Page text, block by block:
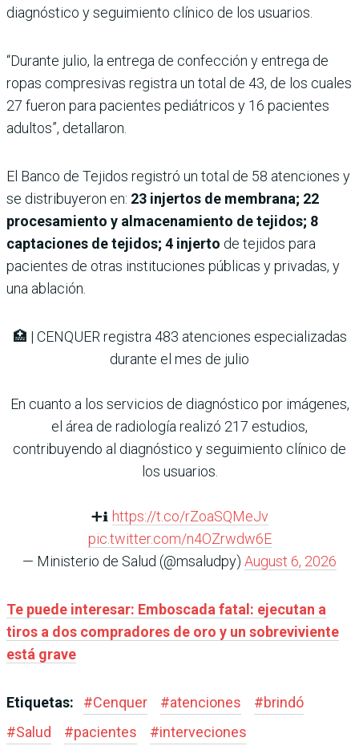
diagnóstico y seguimiento clínico de los usuarios.
“Durante julio, la entrega de confección y entrega de
ropas compresivas registra un total de 43, de los cuales
27 fueron para pacientes pediátricos y 16 pacientes
adultos”, detallaron.
El Banco de Tejidos registró un total de 58 atenciones y
se distribuyeron en: 23 injertos de membrana; 22
procesamiento y almacenamiento de tejidos; 8
captaciones de tejidos; 4 injerto de tejidos para
pacientes de otras instituciones públicas y privadas, y
una ablación.
🏥 | CENQUER registra 483 atenciones especializadas
durante el mes de julio
En cuanto a los servicios de diagnóstico por imágenes,
el área de radiología realizó 217 estudios,
contribuyendo al diagnóstico y seguimiento clínico de
los usuarios.
➕ℹ️ https://t.co/rZoaSQMeJv
pic.twitter.com/n4OZrwdw6E
— Ministerio de Salud (@msaludpy) August 6, 2026
Te puede interesar: Emboscada fatal: ejecutan a
tiros a dos compradores de oro y un sobreviviente
está grave
Etiquetas: #Cenquer #atenciones #brindó
#Salud #pacientes #interveciones